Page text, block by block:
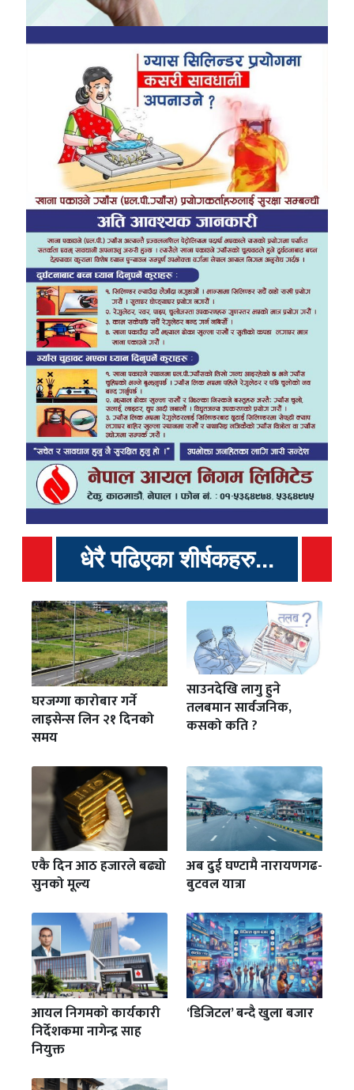
धेरै पढिएका शीर्षकहरु...
घरजग्गा कारोबार गर्ने
लाइसेन्स लिन २१ दिनको
समय
साउनदेखि लागु हुने
तलबमान सार्वजनिक,
कसको कति ?
एकै दिन आठ हजारले बढ्यो
सुनको मूल्य
अब दुई घण्टामै नारायणगढ-
बुटवल यात्रा
आयल निगमको कार्यकारी
निर्देशकमा नागेन्द्र साह
नियुक्त
‘डिजिटल’ बन्दै खुला बजार